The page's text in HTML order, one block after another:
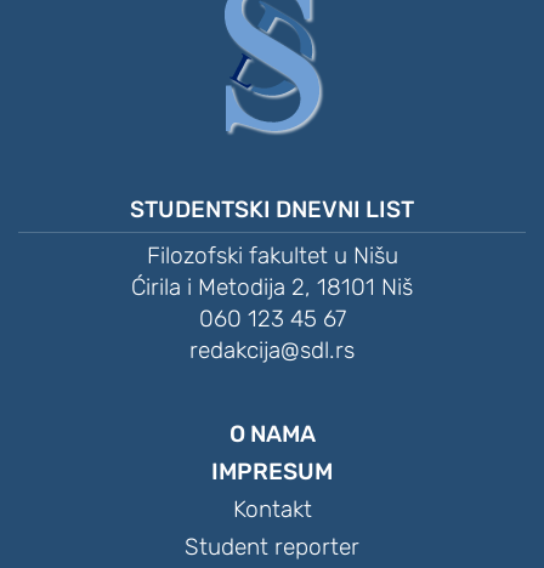
STUDENTSKI DNEVNI LIST
Filozofski fakultet u Nišu
Ćirila i Metodija 2, 18101 Niš
060 123 45 67
redakcija@sdl.rs
O NAMA
IMPRESUM
Kontakt
Student reporter